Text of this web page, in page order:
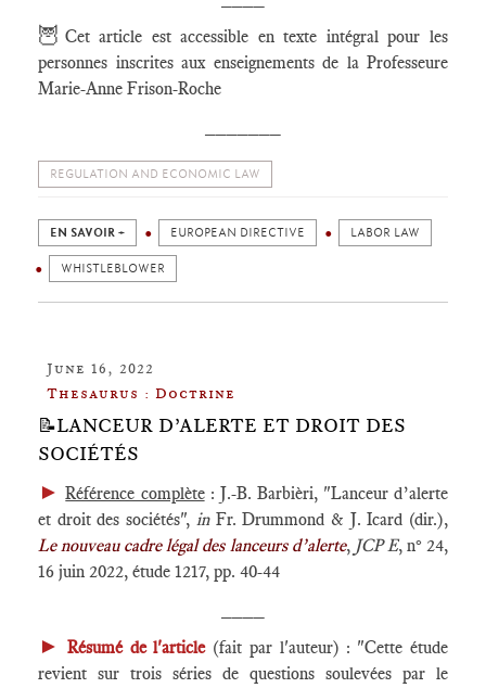
🦉 Cet article est accessible en texte intégral pour les
personnes inscrites aux enseignements de la Professeure
Marie-Anne Frison-Roche
REGULATION AND ECONOMIC LAW
EN SAVOIR + EUROPEAN DIRECTIVE LABOR LAW
WHISTLEBLOWER
June 16, 2022
Thesaurus : Doctrine
📝LANCEUR D’ALERTE ET DROIT DES
SOCIÉTÉS
► Référence complète: J.-B. Barbièri, "Lanceur d’alerte
et droit des sociétés", in Fr. Drummond & J. Icard (dir.),
Le nouveau cadre légal des lanceurs d’alerte, JCP E, n° 24,
16 juin 2022, étude 1217, pp. 40-44
► Résumé de l'article(fait par l'auteur) : "Cette étude
revient sur trois séries de questions soulevées par le